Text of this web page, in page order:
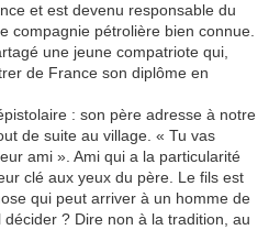
et est devenu responsable du
compagnie pétrolière bien connue.
une jeune compatriote qui,
de France son diplôme en
: son père adresse à notre
de suite au village. « Tu vas
ami ». Ami qui a la particularité
clé aux yeux du père. Le fils est
qui peut arriver à un homme de
? Dire non à la tradition, au